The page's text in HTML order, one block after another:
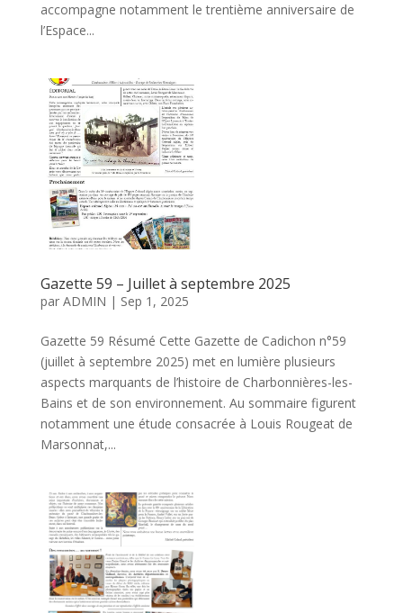
accompagne notamment le trentième anniversaire de
l’Espace...
Gazette 59 – Juillet à septembre 2025
par ADMIN | Sep 1, 2025
Gazette 59 Résumé Cette Gazette de Cadichon n°59
(juillet à septembre 2025) met en lumière plusieurs
aspects marquants de l’histoire de Charbonnières-les-
Bains et de son environnement. Au sommaire figurent
notamment une étude consacrée à Louis Rougeat de
Marsonnat,...